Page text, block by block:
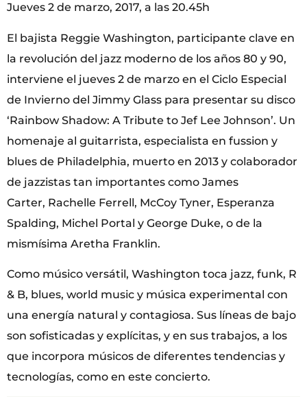
Jueves 2 de marzo, 2017, a las 20.45h
El bajista Reggie Washington, participante clave en
la revolución del jazz moderno de los años 80 y 90,
interviene el jueves 2 de marzo en el Ciclo Especial
de Invierno del Jimmy Glass para presentar su disco
‘Rainbow Shadow: A Tribute to Jef Lee Johnson’. Un
homenaje al guitarrista, especialista en fussion y
blues de Philadelphia, muerto en 2013 y colaborador
de jazzistas tan importantes como James
Carter, Rachelle Ferrell, McCoy Tyner, Esperanza
Spalding, Michel Portal y George Duke, o de la
mismísima Aretha Franklin.
Como músico versátil, Washington toca jazz, funk, R
& B, blues, world music y música experimental con
una energía natural y contagiosa. Sus líneas de bajo
son sofisticadas y explícitas, y en sus trabajos, a los
que incorpora músicos de diferentes tendencias y
tecnologías, como en este concierto.